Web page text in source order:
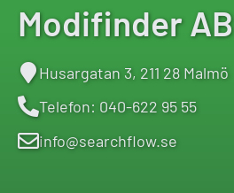
Modifinder AB
Husargatan 3, 211 28 Malmö
Telefon: 040-622 95 55
info@searchflow.se